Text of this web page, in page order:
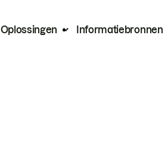
Oplossingen Informatiebronnen